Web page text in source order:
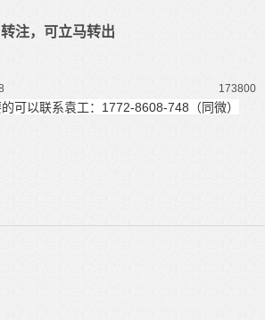
注，可立马转出
173800
可以联系袁工：1772-8608-748（同微）